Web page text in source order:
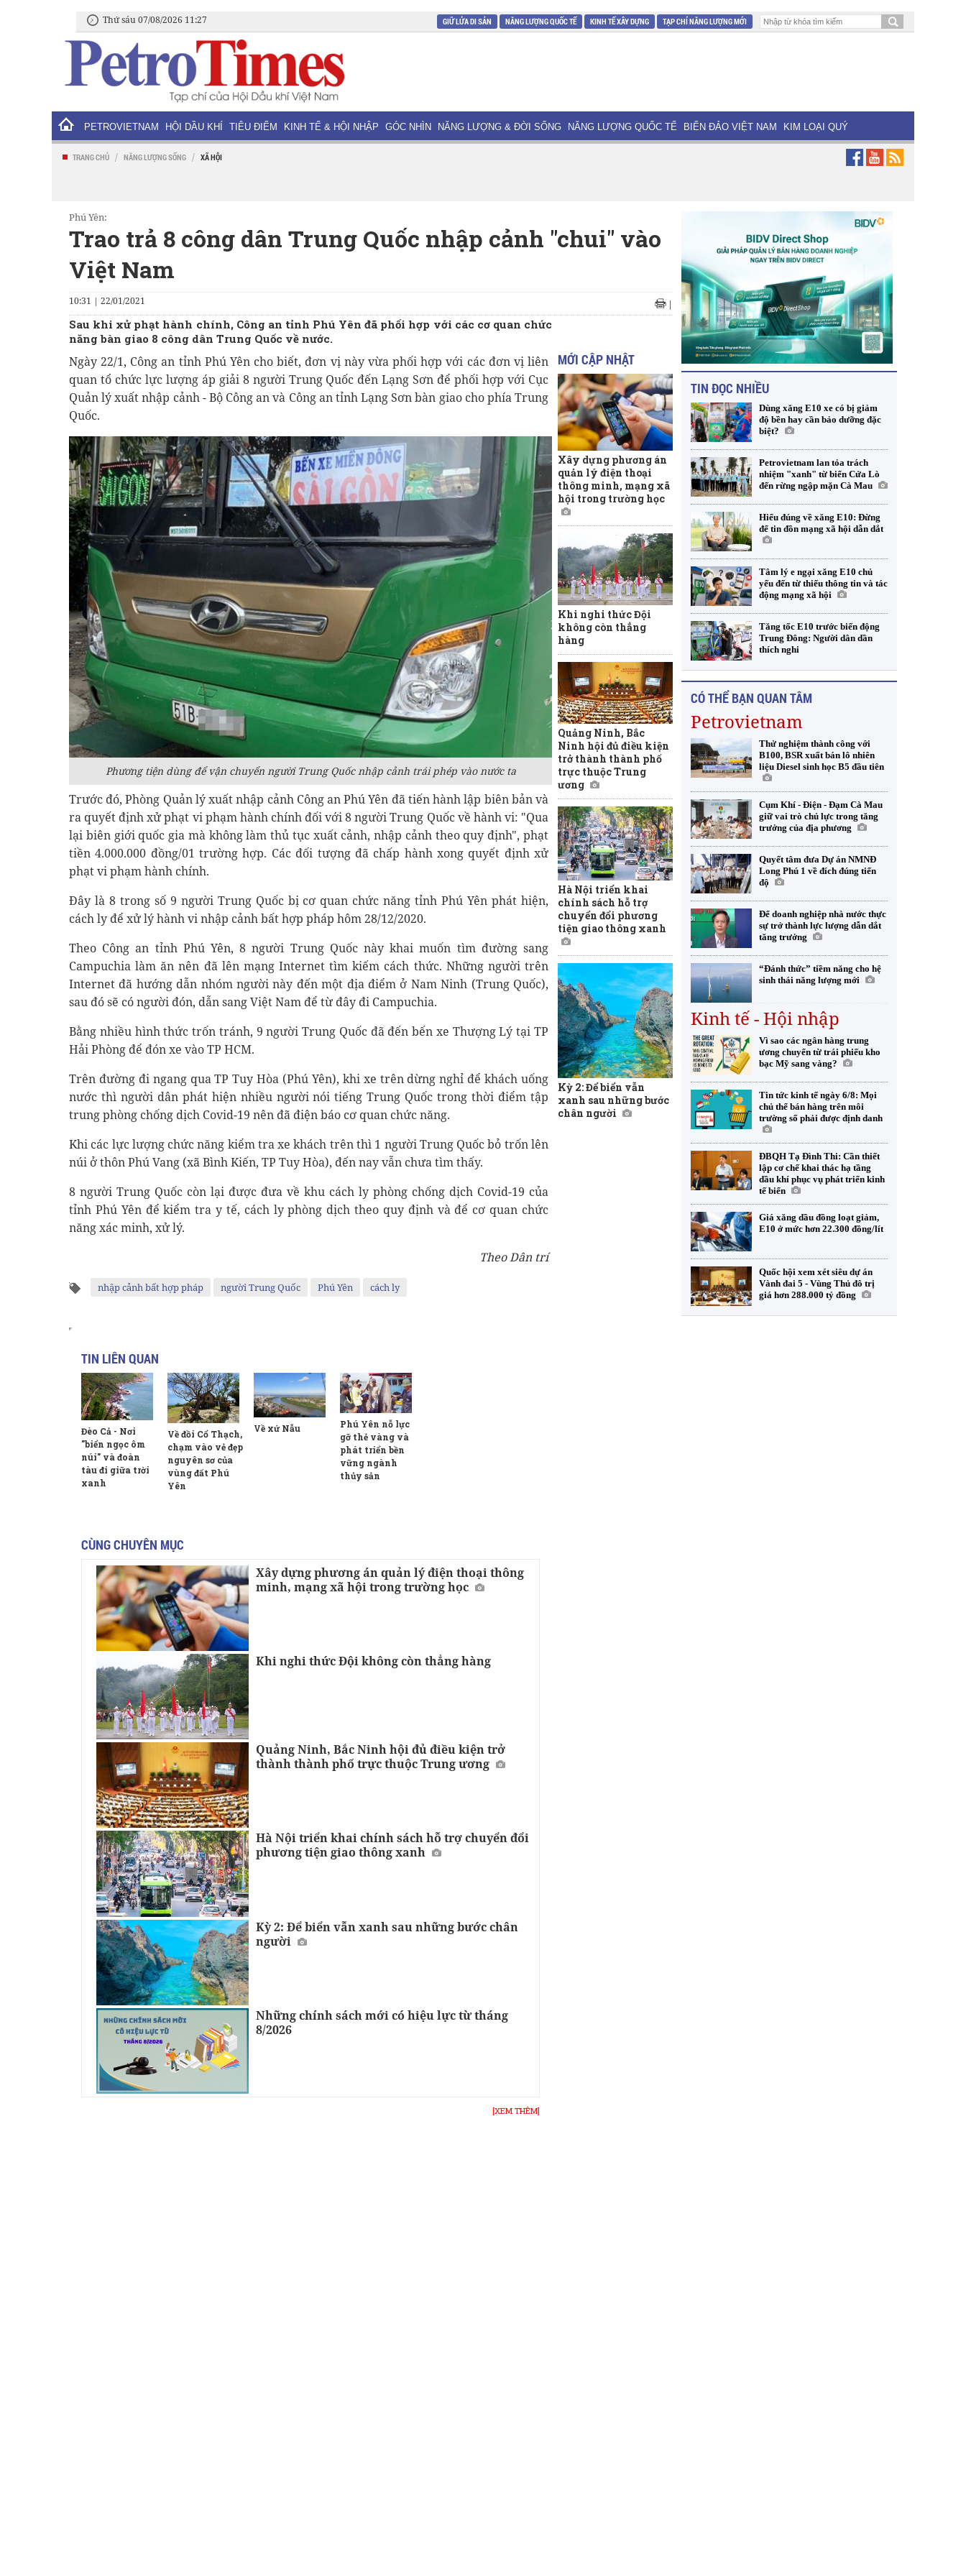
Thứ sáu 07/08/2026 11:27 GIỮ LỬA DI SẢN NĂNG LƯỢNG QUỐC TẾ KINH TẾ XÂY DỰNG TẠP CHÍ NĂNG LƯỢNG MỚI
PETROVIETNAM HỘI DẦU KHÍ TIÊU ĐIỂM KINH TẾ & HỘI NHẬP GÓC NHÌN NĂNG LƯỢNG & ĐỜI SỐNG NĂNG LƯỢNG QUỐC TẾ BIỂN ĐẢO VIỆT NAM KIM LOẠI QUÝ
TRANG CHỦ / NĂNG LƯỢNG SỐNG / XÃ HỘI
Phú Yên:
Trao trả 8 công dân Trung Quốc nhập cảnh "chui" vào
Việt Nam
10:31 | 22/01/2021 |
Sau khi xử phạt hành chính, Công an tỉnh Phú Yên đã phối hợp với các cơ quan chức
năng bàn giao 8 công dân Trung Quốc về nước.
Ngày 22/1, Công an tỉnh Phú Yên cho biết, đơn vị này vừa phối hợp với các đơn vị liên
quan tổ chức lực lượng áp giải 8 người Trung Quốc đến Lạng Sơn để phối hợp với Cục
Quản lý xuất nhập cảnh - Bộ Công an và Công an tỉnh Lạng Sơn bàn giao cho phía Trung
Quốc.
Phương tiện dùng để vận chuyển người Trung Quốc nhập cảnh trái phép vào nước ta
Trước đó, Phòng Quản lý xuất nhập cảnh Công an Phú Yên đã tiến hành lập biên bản và
ra quyết định xử phạt vi phạm hành chính đối với 8 người Trung Quốc về hành vi: "Qua
lại biên giới quốc gia mà không làm thủ tục xuất cảnh, nhập cảnh theo quy định", phạt
tiền 4.000.000 đồng/01 trường hợp. Các đối tượng đã chấp hành xong quyết định xử
phạt vi phạm hành chính.
Đây là 8 trong số 9 người Trung Quốc bị cơ quan chức năng tỉnh Phú Yên phát hiện,
cách ly để xử lý hành vi nhập cảnh bất hợp pháp hôm 28/12/2020.
Theo Công an tỉnh Phú Yên, 8 người Trung Quốc này khai muốn tìm đường sang
Campuchia làm ăn nên đã lên mạng Internet tìm kiếm cách thức. Những người trên
Internet đã hướng dẫn nhóm người này đến một địa điểm ở Nam Ninh (Trung Quốc),
sau đó sẽ có người đón, dẫn sang Việt Nam để từ đây đi Campuchia.
Bằng nhiều hình thức trốn tránh, 9 người Trung Quốc đã đến bến xe Thượng Lý tại TP
Hải Phòng để đón xe vào TP HCM.
Trên đường đi ngang qua TP Tuy Hòa (Phú Yên), khi xe trên dừng nghỉ để khách uống
nước thì người dân phát hiện nhiều người nói tiếng Trung Quốc trong thời điểm tập
trung phòng chống dịch Covid-19 nên đã điện báo cơ quan chức năng.
Khi các lực lượng chức năng kiểm tra xe khách trên thì 1 người Trung Quốc bỏ trốn lên
núi ở thôn Phú Vang (xã Bình Kiến, TP Tuy Hòa), đến nay vẫn chưa tìm thấy.
8 người Trung Quốc còn lại được đưa về khu cách ly phòng chống dịch Covid-19 của
tỉnh Phú Yên để kiểm tra y tế, cách ly phòng dịch theo quy định và để cơ quan chức
năng xác minh, xử lý.
Theo Dân trí
nhập cảnh bất hợp pháp người Trung Quốc Phú Yên cách ly
TIN LIÊN QUAN
Đèo Cả - Nơi
"biển ngọc ôm
núi" và đoàn
tàu đi giữa trời
xanh
Về đồi Cổ Thạch,
chạm vào vẻ đẹp
nguyên sơ của
vùng đất Phú
Yên
Về xứ Nẫu
Phú Yên nỗ lực
gỡ thẻ vàng và
phát triển bền
vững ngành
thủy sản
CÙNG CHUYÊN MỤC
Xây dựng phương án quản lý điện thoại thông
minh, mạng xã hội trong trường học
Khi nghi thức Đội không còn thẳng hàng
Quảng Ninh, Bắc Ninh hội đủ điều kiện trở
thành thành phố trực thuộc Trung ương
Hà Nội triển khai chính sách hỗ trợ chuyển đổi
phương tiện giao thông xanh
Kỳ 2: Để biển vẫn xanh sau những bước chân
người
Những chính sách mới có hiệu lực từ tháng
8/2026
[XEM THÊM]
MỚI CẬP NHẬT
Xây dựng phương án
quản lý điện thoại
thông minh, mạng xã
hội trong trường học
Khi nghi thức Đội
không còn thẳng
hàng
Quảng Ninh, Bắc
Ninh hội đủ điều kiện
trở thành thành phố
trực thuộc Trung
ương
Hà Nội triển khai
chính sách hỗ trợ
chuyển đổi phương
tiện giao thông xanh
Kỳ 2: Để biển vẫn
xanh sau những bước
chân người
TIN ĐỌC NHIỀU
Dùng xăng E10 xe có bị giảm
độ bền hay cần bảo dưỡng đặc
biệt?
Petrovietnam lan tỏa trách
nhiệm "xanh" từ biển Cửa Lò
đến rừng ngập mặn Cà Mau
Hiểu đúng về xăng E10: Đừng
để tin đồn mạng xã hội dẫn dắt
Tâm lý e ngại xăng E10 chủ
yếu đến từ thiếu thông tin và tác
động mạng xã hội
Tăng tốc E10 trước biến động
Trung Đông: Người dân dần
thích nghi
CÓ THỂ BẠN QUAN TÂM
Petrovietnam
Thử nghiệm thành công với
B100, BSR xuất bán lô nhiên
liệu Diesel sinh học B5 đầu tiên
Cụm Khí - Điện - Đạm Cà Mau
giữ vai trò chủ lực trong tăng
trưởng của địa phương
Quyết tâm đưa Dự án NMNĐ
Long Phú 1 về đích đúng tiến
độ
Để doanh nghiệp nhà nước thực
sự trở thành lực lượng dẫn dắt
tăng trưởng
“Đánh thức” tiềm năng cho hệ
sinh thái năng lượng mới
Kinh tế - Hội nhập
Vì sao các ngân hàng trung
ương chuyển từ trái phiếu kho
bạc Mỹ sang vàng?
Tin tức kinh tế ngày 6/8: Mọi
chủ thể bán hàng trên môi
trường số phải được định danh
ĐBQH Tạ Đình Thi: Cần thiết
lập cơ chế khai thác hạ tầng
dầu khí phục vụ phát triển kinh
tế biển
Giá xăng dầu đồng loạt giảm,
E10 ở mức hơn 22.300 đồng/lít
Quốc hội xem xét siêu dự án
Vành đai 5 - Vùng Thủ đô trị
giá hơn 288.000 tỷ đồng